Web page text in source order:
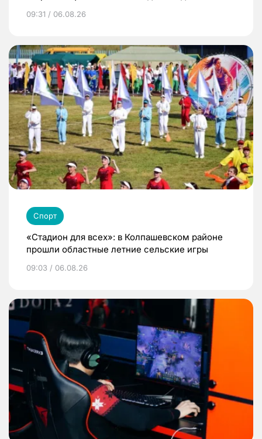
09:31 / 06.08.26
Спорт
«Стадион для всех»: в Колпашевском районе
прошли областные летние сельские игры
09:03 / 06.08.26